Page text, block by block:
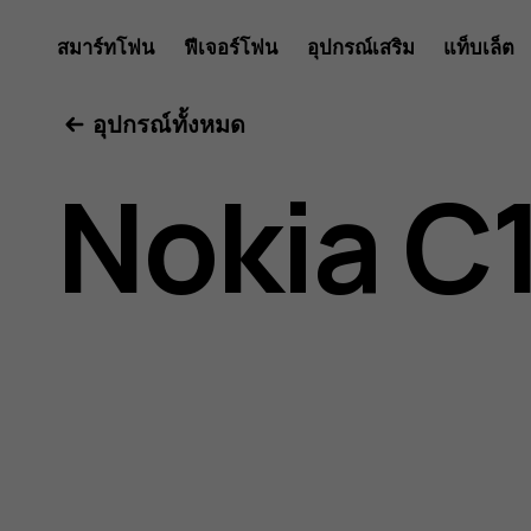
คู่มือ
ผู้
ใช้
สมาร์ทโฟน ฟีเจอร์โฟน อุปกรณ์เสริม แท็บเล็ต
อุปกรณ์ทั้งหมด
Nokia